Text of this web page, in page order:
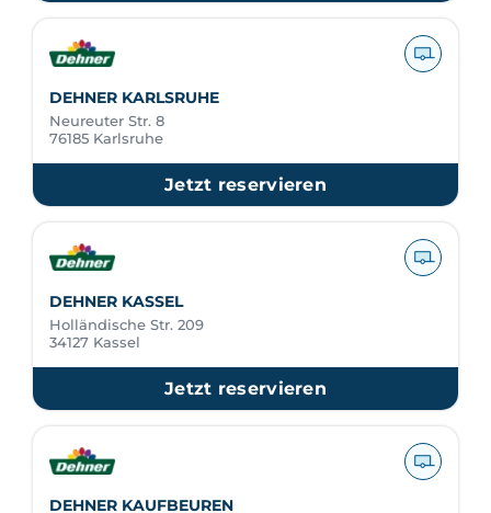
DEHNER KARLSRUHE
Neureuter Str. 8
76185 Karlsruhe
Jetzt reservieren
DEHNER KASSEL
Holländische Str. 209
34127 Kassel
Jetzt reservieren
DEHNER KAUFBEUREN